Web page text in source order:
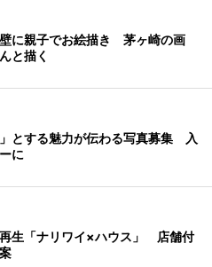
に親子でお絵描き 茅ヶ崎の画
と描く
とする魅力が伝わる写真募集 入
に
生「ナリワイ×ハウス」 店舗付